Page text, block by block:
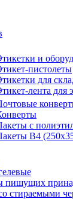
и
пистолеты
для
лента для
с
В4
пишущих
стираемыми